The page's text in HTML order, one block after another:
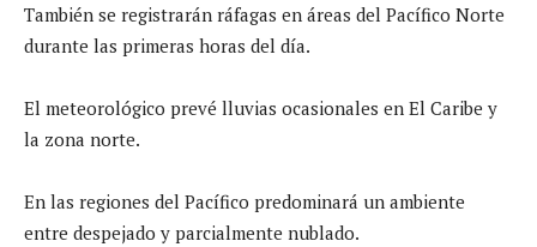
También se registrarán ráfagas en áreas del Pacífico Norte
durante las primeras horas del día.
El meteorológico prevé lluvias ocasionales en El Caribe y
la zona norte.
En las regiones del Pacífico predominará un ambiente
entre despejado y parcialmente nublado.